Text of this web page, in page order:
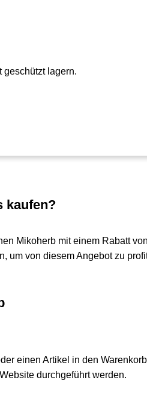
geschützt lagern.
kaufen?
Mikoherb mit einem Rabatt
um von diesem Angebot zu
einen Artikel in den
durchgeführt werden.